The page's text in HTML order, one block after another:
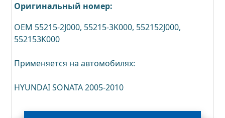
Оригинальный номер:
OEM 55215-2J000, 55215-3K000, 552152J000,
552153K000
Применяется на автомобилях:
HYUNDAI SONATA 2005-2010